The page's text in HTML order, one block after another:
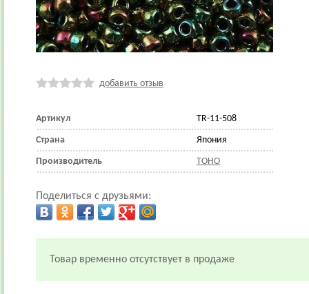
добавить отзыв
Артикул TR-11-508
Страна Япония
Производитель TOHO
Поделиться с друзьями:
Товар временно отсутствует в продаже